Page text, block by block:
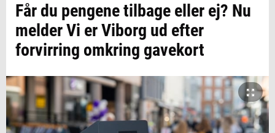
Får du pengene tilbage eller ej? Nu
melder Vi er Viborg ud efter
forvirring omkring gavekort